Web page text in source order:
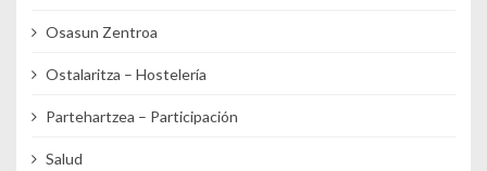
Osasun Zentroa
Ostalaritza – Hostelería
Partehartzea – Participación
Salud